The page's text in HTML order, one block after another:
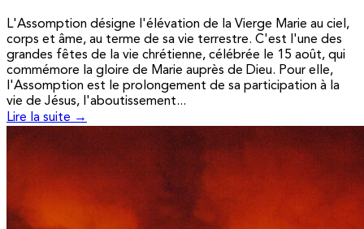
L'Assomption désigne l'élévation de la Vierge Marie au ciel,
corps et âme, au terme de sa vie terrestre. C'est l'une des
grandes fêtes de la vie chrétienne, célébrée le 15 août, qui
commémore la gloire de Marie auprès de Dieu. Pour elle,
l'Assomption est le prolongement de sa participation à la
vie de Jésus, l'aboutissement...
Lire la suite →